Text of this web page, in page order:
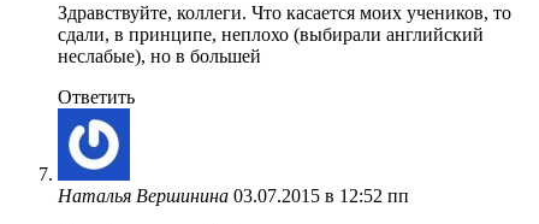
Здравствуйте, коллеги. Что касается моих учеников, то
сдали, в принципе, неплохо (выбирали английский
неслабые), но в большей
Ответить
Наталья Вершинина 03.07.2015 в 12:52 пп